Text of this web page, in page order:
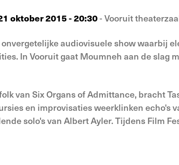
oktober 2015 - 20:30- Vooruit
audiovisuele show waarbij
In Vooruit gaat Moumneh aan de slag
van Six Organs of Admittance, bracht
en improvisaties weerklinken echo's
solo's van Albert Ayler. Tijdens Film